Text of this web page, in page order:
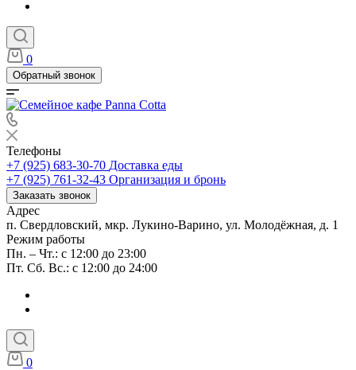
0
Обратный звонок
Телефоны
+7 (925) 683-30-70 Доставка еды
+7 (925) 761-32-43 Организация и бронь
Заказать звонок
Адрес
п. Свердловский, мкр. Лукино-Варино, ул. Молодёжная, д. 1
Режим работы
Пн. – Чт.: с 12:00 до 23:00
Пт. Сб. Вс.: с 12:00 до 24:00
0